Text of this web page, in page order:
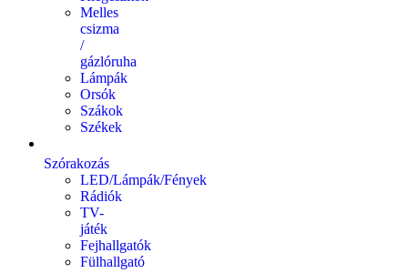
Melles
csizma
/
gázlóruha
Lámpák
Orsók
Szákok
Székek
Szórakozás
LED/Lámpák/Fények
Rádiók
TV-
játék
Fejhallgatók
Fülhallgató